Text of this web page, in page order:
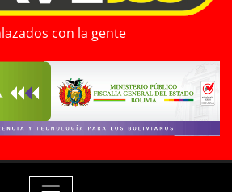
con la gente